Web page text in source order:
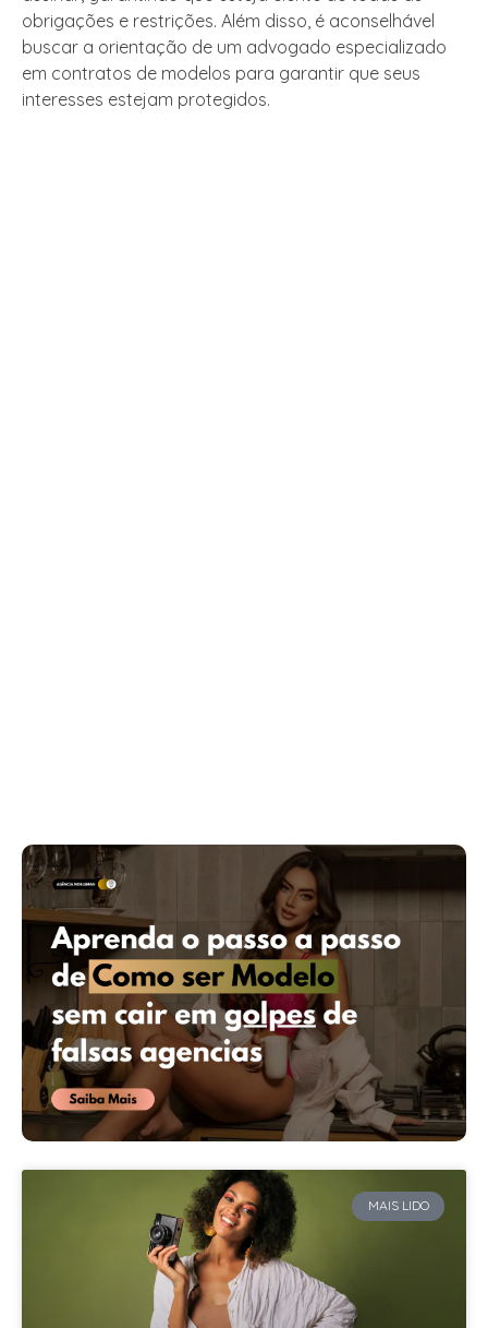
obrigações e restrições. Além disso, é aconselhável
buscar a orientação de um advogado especializado
em contratos de modelos para garantir que seus
interesses estejam protegidos.
MAIS LIDO